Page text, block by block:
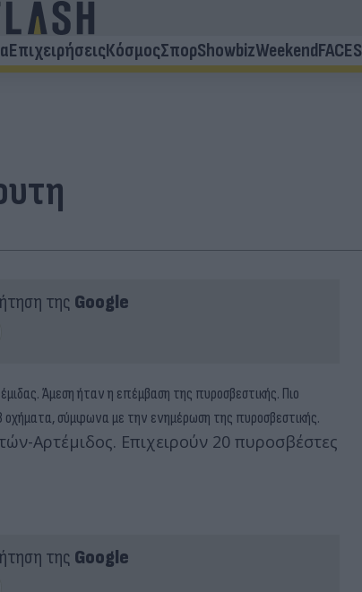
ΕπιχειρήσειςΚόσμοςΣπορShowbizWeekendFACES
της Google
Άμεση ήταν η επέμβαση της πυροσβεστικής. Πιο
οχήματα, σύμφωνα με την ενημέρωση της πυροσβεστικής.
Αρτέμιδος. Επιχειρούν 20 πυροσβέστες
της Google